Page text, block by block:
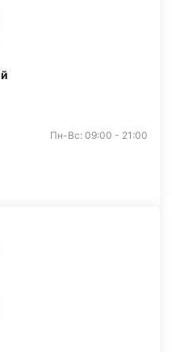
Пн-Вс: 09:00 - 21:00